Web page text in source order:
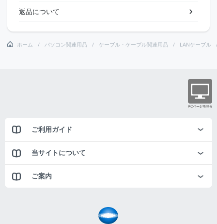
返品について
ホーム パソコン関連用品 ケーブル・ケーブル関連用品 LANケーブル
ご利用ガイド
当サイトについて
ご案内